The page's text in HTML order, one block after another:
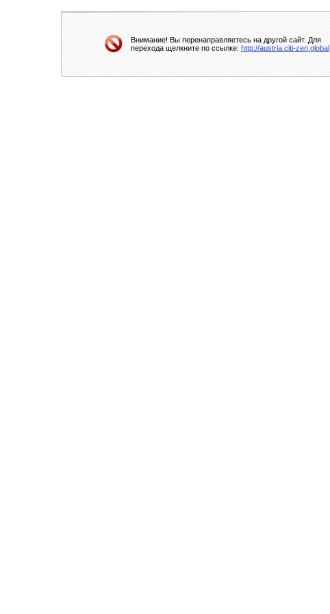
Внимание! Вы перенаправляетесь на другой сайт. Для
перехода щелкните по ссылке: http://austria.citi-zen.global